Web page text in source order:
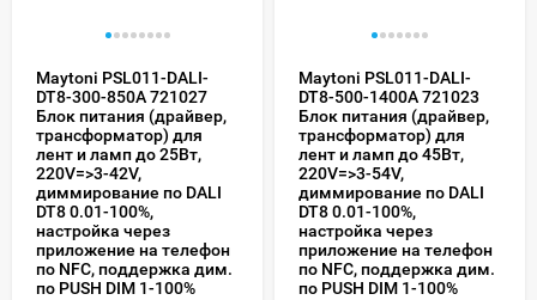
Maytoni PSL011-DALI-
DT8-300-850A 721027
Блок питания (драйвер,
трансформатор) для
лент и ламп до 25Вт,
220V=>3-42V,
диммирование по DALI
DT8 0.01-100%,
настройка через
приложение на телефон
по NFC, поддержка дим.
по PUSH DIM 1-100%
Maytoni PSL011-DALI-
DT8-500-1400A 721023
Блок питания (драйвер,
трансформатор) для
лент и ламп до 45Вт,
220V=>3-54V,
диммирование по DALI
DT8 0.01-100%,
настройка через
приложение на телефон
по NFC, поддержка дим.
по PUSH DIM 1-100%